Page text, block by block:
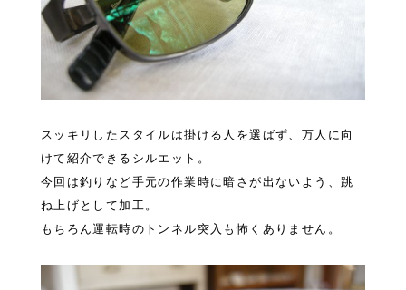
スッキリしたスタイルは掛ける人を選ばず、万人に向
けて紹介できるシルエット。
今回は釣りなど手元の作業時に暗さが出ないよう、跳
ね上げとして加工。
もちろん運転時のトンネル突入も怖くありません。